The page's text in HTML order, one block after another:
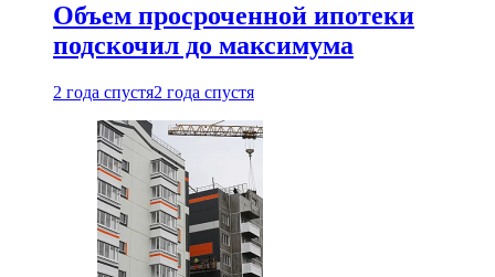
Объем просроченной ипотеки
подскочил до максимума
2 года спустя2 года спустя